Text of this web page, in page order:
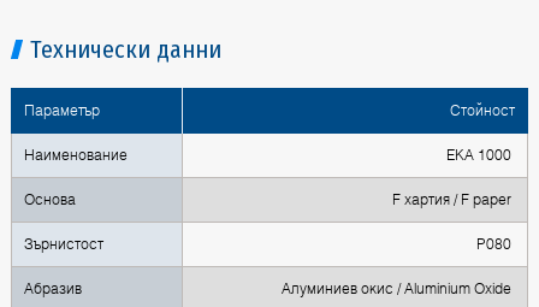
Технически данни
Параметър Стойност
Наименование EKA 1000
Основа F хартия / F paper
Зърнистост P080
Абразив Алуминиев окис / Aluminium Oxide